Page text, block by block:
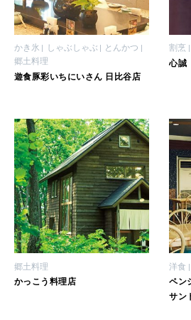
かき氷 しゃぶしゃぶ
とんかつ
郷土料理
遊食豚彩いちにいさん 日比谷店
割烹
心誠
郷土料理
かっこう料理店
洋食
ペン
サン